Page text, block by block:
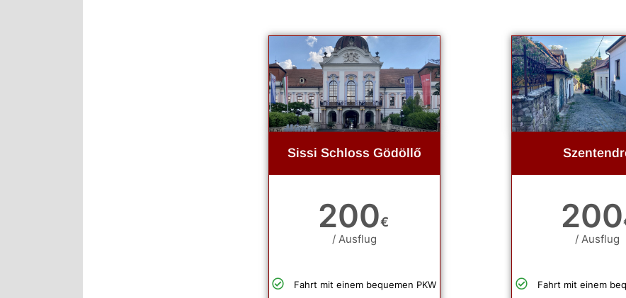
Sissi Schloss Gödöllő
200€
/ Ausflug
Fahrt mit einem bequemen PKW
200
/ Ausflug
Fahrt mit einem